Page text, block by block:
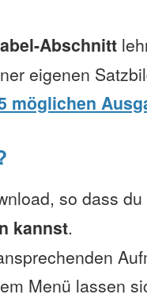
Abschnitt
eigenen
möglichen
so dass du
kannst.
Menü lassen